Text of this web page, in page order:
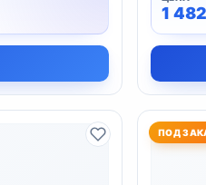
1
ПОД